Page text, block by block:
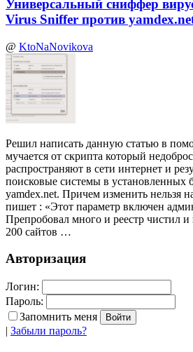
Универсальный сниффер
Virus Sniffer против
@ KtoNaNovikova
Решил написать данную статью в
мучается от скрипта который
распространяют в сети интернет и
поисковые системы в установленных
yamdex.net. Причем изменить нельзя
пишет : «Этот параметр включен
Препробовал много и реестр чистил и
200 сайтов …
Авторизация
Логин:
Пароль:
Запомнить меня
| Забыли пароль?